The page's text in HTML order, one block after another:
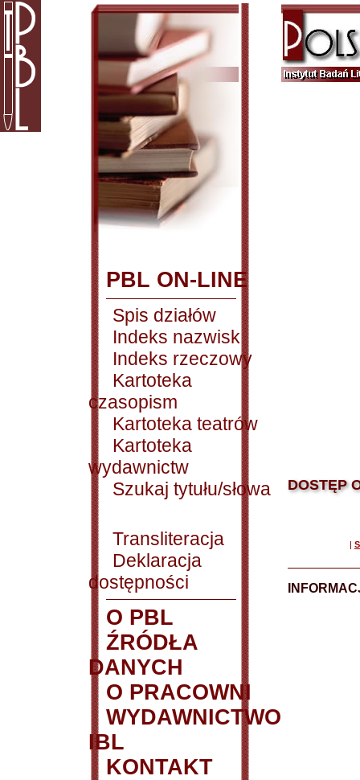
PBL ON-LINE
Spis działów
Indeks nazwisk
Indeks rzeczowy
Kartoteka
czasopism
Kartoteka teatrów
Kartoteka
wydawnictw
Szukaj tytułu/słowa
Transliteracja
Deklaracja
dostępności
O PBL
ŹRÓDŁA
DANYCH
O PRACOWNI
WYDAWNICTWO
IBL
KONTAKT
DOSTĘP
|